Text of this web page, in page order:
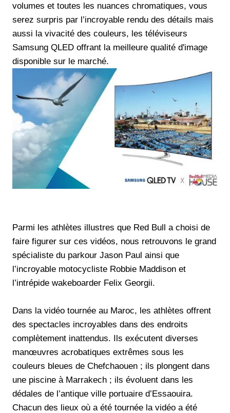
volumes et toutes les nuances chromatiques, vous
serez surpris par l’incroyable rendu des détails mais
aussi la vivacité des couleurs, les téléviseurs
Samsung QLED offrant la meilleure qualité d'image
disponible sur le marché.
Parmi les athlètes illustres que Red Bull a choisi de
faire figurer sur ces vidéos, nous retrouvons le grand
spécialiste du parkour Jason Paul ainsi que
l’incroyable motocycliste Robbie Maddison et
l’intrépide wakeboarder Felix Georgii.
Dans la vidéo tournée au Maroc, les athlètes offrent
des spectacles incroyables dans des endroits
complètement inattendus. Ils exécutent diverses
manœuvres acrobatiques extrêmes sous les
couleurs bleues de Chefchaouen ; ils plongent dans
une piscine à Marrakech ; ils évoluent dans les
dédales de l’antique ville portuaire d’Essaouira.
Chacun des lieux où a été tournée la vidéo a été